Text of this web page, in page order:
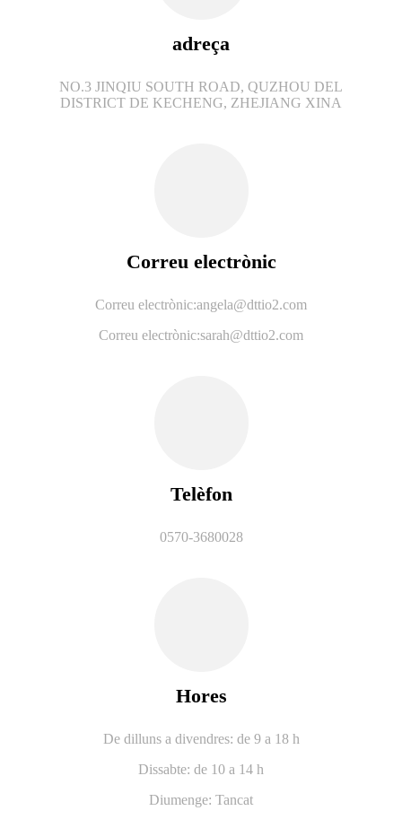
adreça
NO.3 JINQIU SOUTH ROAD, QUZHOU DEL
DISTRICT DE KECHENG, ZHEJIANG XINA
Correu electrònic
Correu electrònic:angela@dttio2.com
Correu electrònic:sarah@dttio2.com
Telèfon
0570-3680028
Hores
De dilluns a divendres: de 9 a 18 h
Dissabte: de 10 a 14 h
Diumenge: Tancat